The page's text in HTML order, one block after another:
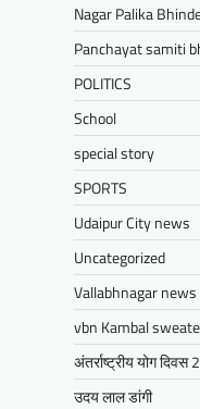
Nagar Palika
Panchayat samiti
POLITICS
School
special story
SPORTS
Udaipur City news
Uncategorized
Vallabhnagar news
vbn Kambal
अंतर्राष्ट्रीय योग दिवस
उदय लाल डांगी
मेवाड़ी
बैठक
के
BLOG
करोड़
पर हो